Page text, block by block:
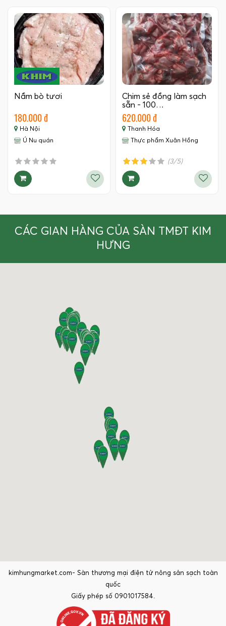
Nầm bò tươi
180.000 đ
Hà Nội
Ú Nu quán
Chim sẻ đồng làm sạch
sẵn - 100…
620.000 đ
Thanh Hóa
Thực phẩm Xuân Hồng
(3/5)
CÁC GIAN HÀNG CỦA SÀN TMĐT KIM
HƯNG
kimhungmarket.com- Sàn thương mại điện tử nông sản sạch toàn
quốc
Giấy phép số 0901017584.